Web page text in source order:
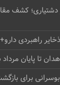
کشف
راهبردی
تا پایان
برای